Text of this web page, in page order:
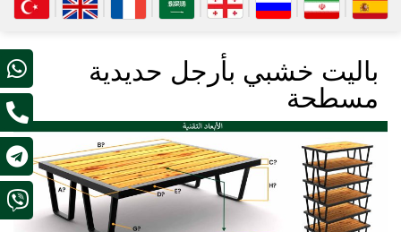
باليت خشبي بأرجل حديدية
مسطحة